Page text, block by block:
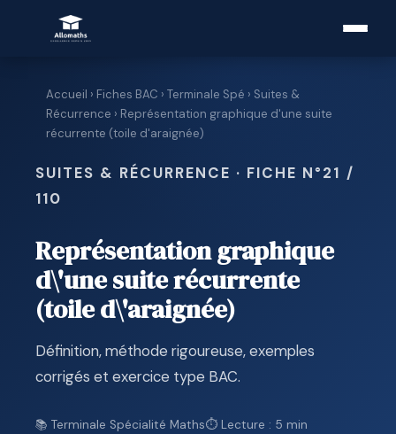
Accueil › Fiches BAC › Terminale Spé › Suites &
Récurrence › Représentation graphique d'une suite
récurrente (toile d'araignée)
SUITES & RÉCURRENCE · FICHE N°21 /
110
Représentation graphique
d\'une suite récurrente
(toile d\'araignée)
Définition, méthode rigoureuse, exemples
corrigés et exercice type BAC.
📚 Terminale Spécialité Maths⏱ Lecture : 5 min